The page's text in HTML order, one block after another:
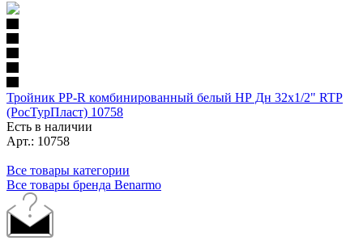
Тройник PP-R комбинированный белый НР Дн 32х1/2" RTP
(РосТурПласт) 10758
Есть в наличии
Арт.: 10758
Все товары категории
Все товары бренда Benarmo